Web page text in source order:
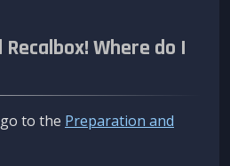
Where do I
to the Preparation and